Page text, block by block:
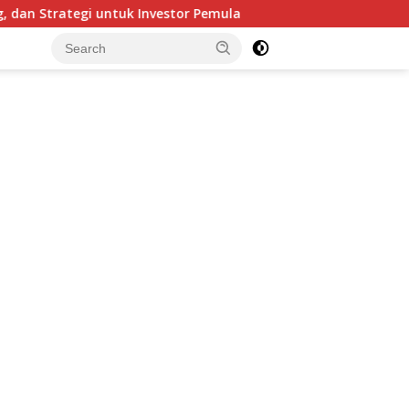
untuk Investor Pemula